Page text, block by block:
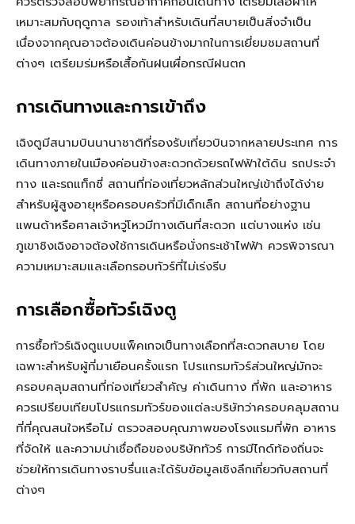
เหมาะสมกับฤดูกาล รองเท้าสำหรับเดินที่สบายเป็นสิ่งจำเป็น
เนื่องจากคุณอาจต้องเดินค่อนข้างมากในการเยี่ยมชมสถานที่
ต่างๆ เตรียมร่มหรือเสื้อกันฝนเผื่อกรณีฝนตก
การเดินทางและการเข้าถึง
เฉิงตูมีสนามบินนานาชาติที่รองรับเที่ยวบินจากหลายประเทศ การ
เดินทางภายในเมืองค่อนข้างสะดวกด้วยรถไฟฟ้าใต้ดิน รถประจำ
ทาง และรถแท็กซี่ สถานที่ท่องเที่ยวหลักส่วนใหญ่เข้าถึงได้ง่าย
สำหรับผู้สูงอายุหรือครอบครัวที่มีเด็กเล็ก สถานที่อย่างฐาน
แพนด้าหรือศาลเจ้าหวู่โหวมีทางเดินที่สะดวก แต่บางแห่ง เช่น
ภูเขาชิงเฉิงอาจต้องใช้การเดินหรือนั่งกระเช้าไฟฟ้า ควรพิจารณา
ความเหมาะสมและเลือกรอบทัวร์ที่ไม่เร่งรีบ
การเลือกซื้อทัวร์เฉิงตู
การซื้อทัวร์เฉิงตูแบบแพ็คเกจเป็นทางเลือกที่สะดวกสบาย โดย
เฉพาะสำหรับผู้ที่มาเยือนครั้งแรก โปรแกรมทัวร์ส่วนใหญ่มักจะ
ครอบคลุมสถานที่ท่องเที่ยวสำคัญ ค่าเดินทาง ที่พัก และอาหาร
ควรเปรียบเทียบโปรแกรมทัวร์ของแต่ละบริษัทว่าครอบคลุมสถาน
ที่ที่คุณสนใจหรือไม่ ตรวจสอบคุณภาพของโรงแรมที่พัก อาหาร
ที่จัดให้ และความน่าเชื่อถือของบริษัททัวร์ การมีไกด์ท้องถิ่นจะ
ช่วยให้การเดินทางราบรื่นและได้รับข้อมูลเชิงลึกเกี่ยวกับสถานที่
ต่างๆ